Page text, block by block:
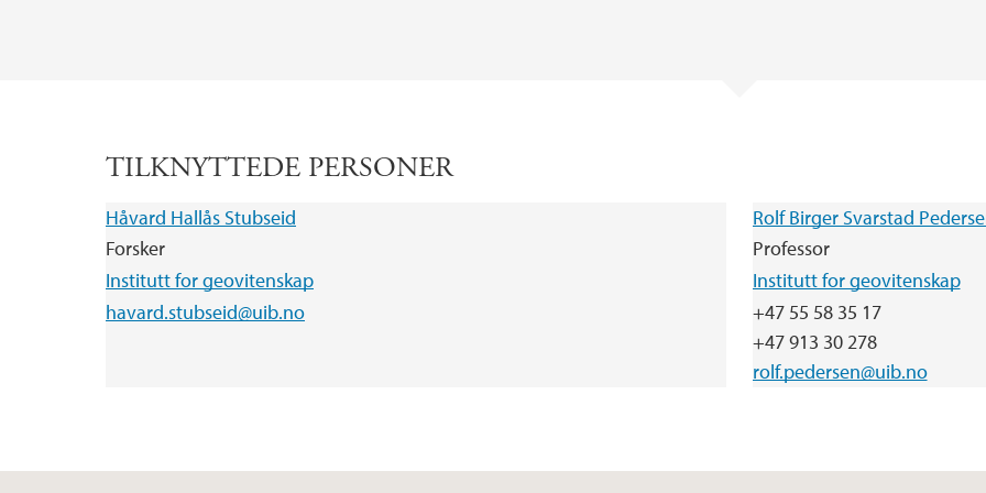
TILKNYTTEDE PERSONER
Håvard Hallås Stubseid
Forsker
Institutt for geovitenskap
havard.stubseid@uib.no
Rolf Birger Svarstad
Professor
Institutt for geovitenskap
+47 55 58 35 17
+47 913 30 278
rolf.pedersen@uib.no